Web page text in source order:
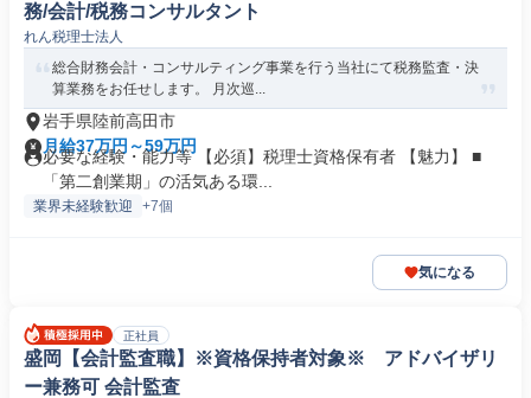
務/会計/税務コンサルタント
れん税理士法人
総合財務会計・コンサルティング事業を行う当社にて税務監査・決
算業務をお任せします。 月次巡...
岩手県陸前高田市
月給37万円～59万円
必要な経験・能力等 【必須】税理士資格保有者 【魅力】 ■
「第二創業期」の活気ある環...
業界未経験歓迎 +7個
気になる
正社員
盛岡【会計監査職】※資格保持者対象※ アドバイザリ
ー兼務可 会計監査